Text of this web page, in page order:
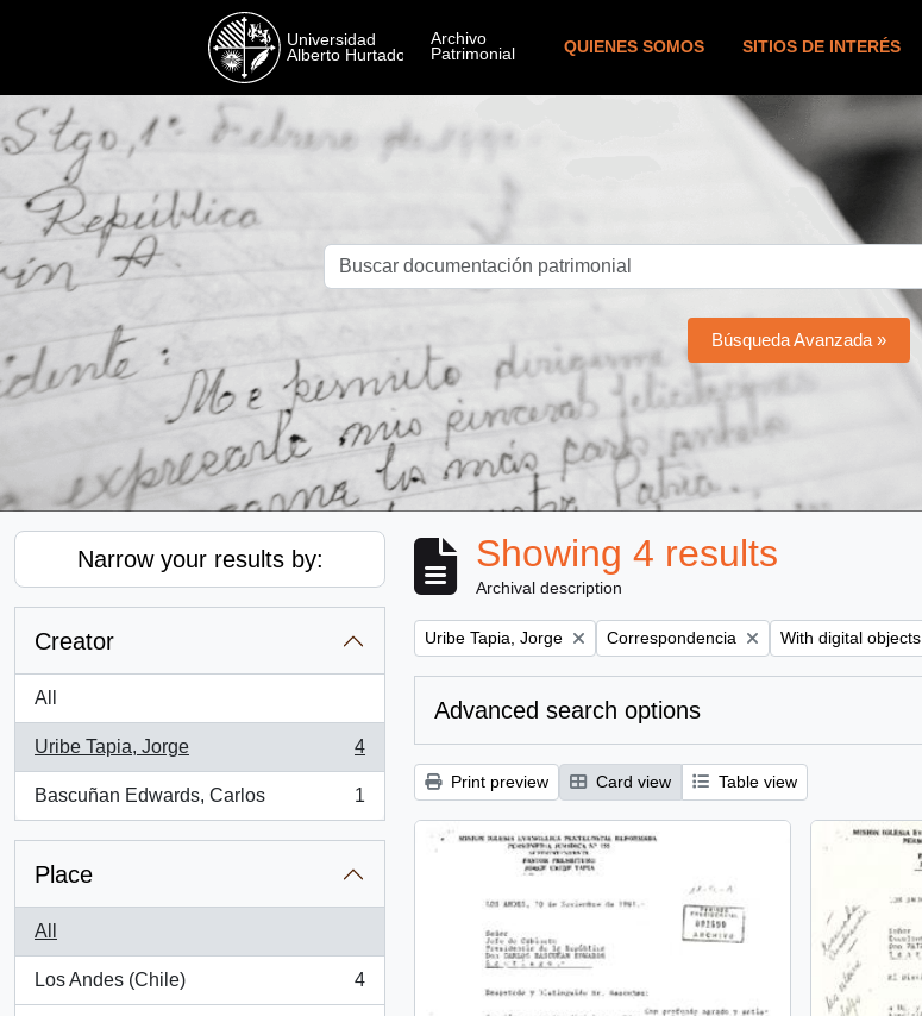
QUIENES SOMOS SITIOS DE INTERÉS
Búsqueda Avanzada »
Narrow your results by:
Creator
All
Uribe Tapia, Jorge
, 4 results
4
Bascuñan Edwards, Carlos
, 1 results
1
Place
All
Los Andes (Chile)
, 4 results
4
Showing 4 results
Archival description
Remove filter:
Uribe Tapia, Jorge Remove filter:
Correspondencia Remove filter:
With digital objects
Advanced search options
Print preview Card view Table view